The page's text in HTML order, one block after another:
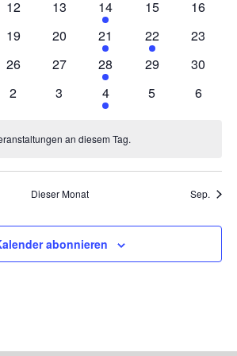
0
12
0
Veranstaltungen
13
1
Veranstaltung
14
0
15
0
16
0
19
0
Veranstaltungen
20
2
Veranstaltungen
21
1
Veranstaltung
22
0
23
0
26
0
Veranstaltungen
27
1
Veranstaltung
28
0
29
0
30
0
2
0
Veranstaltungen
3
1
Veranstaltung
4
0
5
0
6
an diesem Tag.
Dieser Monat Sep.
abonnieren